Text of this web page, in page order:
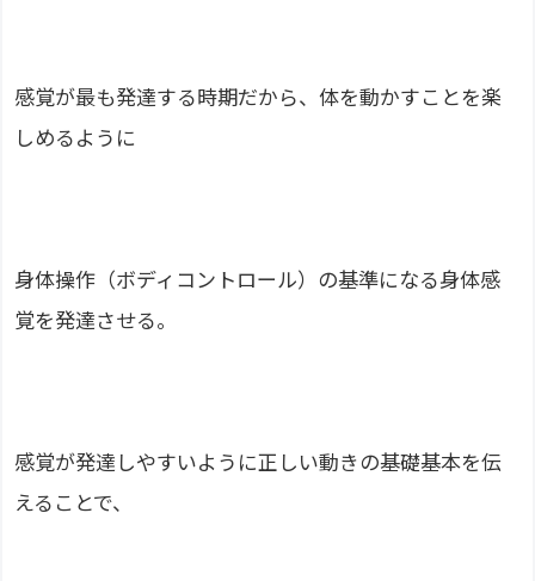
感覚が最も発達する時期だから、体を動かすことを楽
しめるように
身体操作（ボディコントロール）の基準になる身体感
覚を発達させる。
感覚が発達しやすいように正しい動きの基礎基本を伝
えることで、